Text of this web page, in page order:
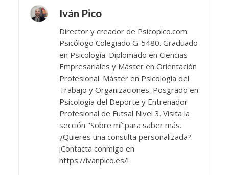
Iván Pico
Director y creador de Psicopico.com.
Psicólogo Colegiado G-5480. Graduado
en Psicología. Diplomado en Ciencias
Empresariales y Máster en Orientación
Profesional. Máster en Psicología del
Trabajo y Organizaciones. Posgrado en
Psicología del Deporte y Entrenador
Profesional de Futsal Nivel 3. Visita la
sección "Sobre mí"para saber más.
¿Quieres una consulta personalizada?
¡Contacta conmigo en
https://ivanpico.es/!